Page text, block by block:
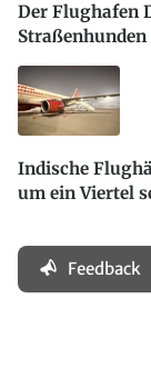
Der Flughafen
Straßenhunden
Indische
um ein Viertel
Feedback